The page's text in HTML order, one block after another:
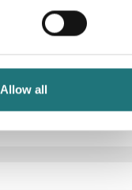
Allow all